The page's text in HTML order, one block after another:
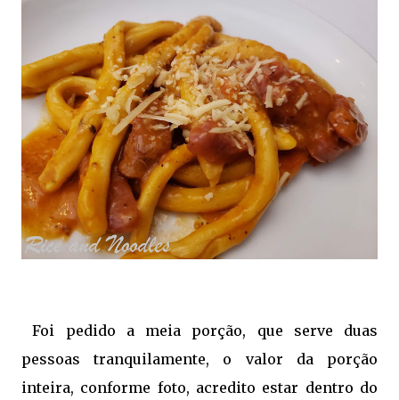
Foi pedido a meia porção, que serve duas
pessoas tranquilamente, o valor da porção
inteira, conforme foto, acredito estar dentro do